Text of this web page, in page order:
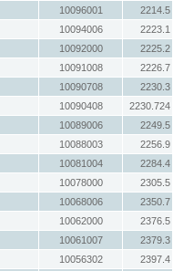
10096001 2214.5
10094006 2223.1
10092000 2225.2
10091008 2226.7
10090708 2230.3
10090408 2230.724
10089006 2249.5
10088003 2256.9
10081004 2284.4
10078000 2305.5
10068006 2350.7
10062000 2376.5
10061007 2379.3
10056302 2397.4